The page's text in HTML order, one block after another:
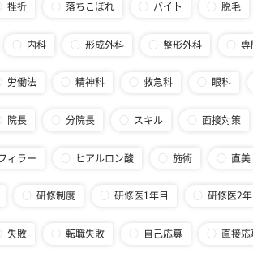
挫折 落ちこぼれ バイト 脱毛
内科 形成外科 整形外科 専
労働法 精神科 救急科 眼科
院長 分院長 スキル 面接対策
ィラー ヒアルロン酸 施術 直美
研修制度 研修医1年目 研修医2
失敗 転職失敗 自己応募 直接応